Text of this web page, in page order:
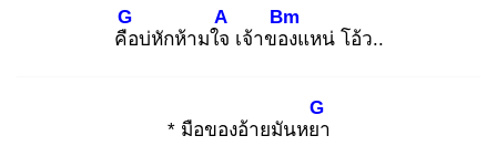
คือ
G
บ่หักห้ามใจ
A
เจ้าของ
Bm
แหน่ โอ้ว..
* มือของอ้ายมันหยา
G